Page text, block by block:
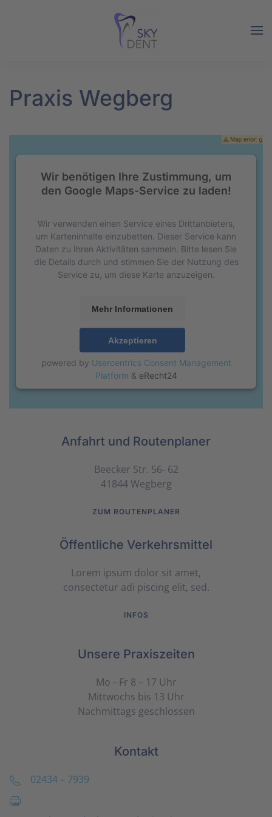
Skip to main content
Praxis Wegberg
Wir benötigen Ihre Zustimmung, um
den Google Maps-Service zu laden!
Wir verwenden einen Service eines Drittanbieters,
um Karteninhalte einzubetten. Dieser Service kann
Daten zu Ihren Aktivitäten sammeln. Bitte lesen Sie
die Details durch und stimmen Sie der Nutzung des
Service zu, um diese Karte anzuzeigen.
Mehr Informationen
Akzeptieren
powered by Usercentrics Consent Management
Platform & eRecht24
Anfahrt und Routenplaner
Beecker Str. 56- 62
41844 Wegberg
ZUM ROUTENPLANER
Öffentliche Verkehrsmittel
Lorem ipsum dolor sit amet,
consectetur adi piscing elit, sed.
INFOS
Unsere Praxiszeiten
Mo – Fr 8 – 17 Uhr
Mittwochs bis 13 Uhr
Nachmittags geschlossen
Kontakt
02434 – 7939